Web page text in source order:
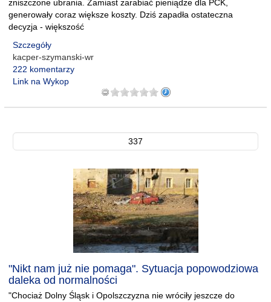
zniszczone ubrania. Zamiast zarabiać pieniądze dla PCK,
generowały coraz większe koszty. Dziś zapadła ostateczna
decyzja - większość
Szczegóły
kacper-szymanski-wr
222 komentarzy
Link na Wykop
337
"Nikt nam już nie pomaga". Sytuacja popowodziowa
daleka od normalności
"Chociaż Dolny Śląsk i Opolszczyzna nie wróciły jeszcze do